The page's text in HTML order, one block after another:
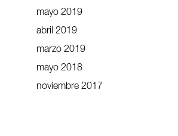
mayo 2019
abril 2019
marzo 2019
mayo 2018
noviembre 2017